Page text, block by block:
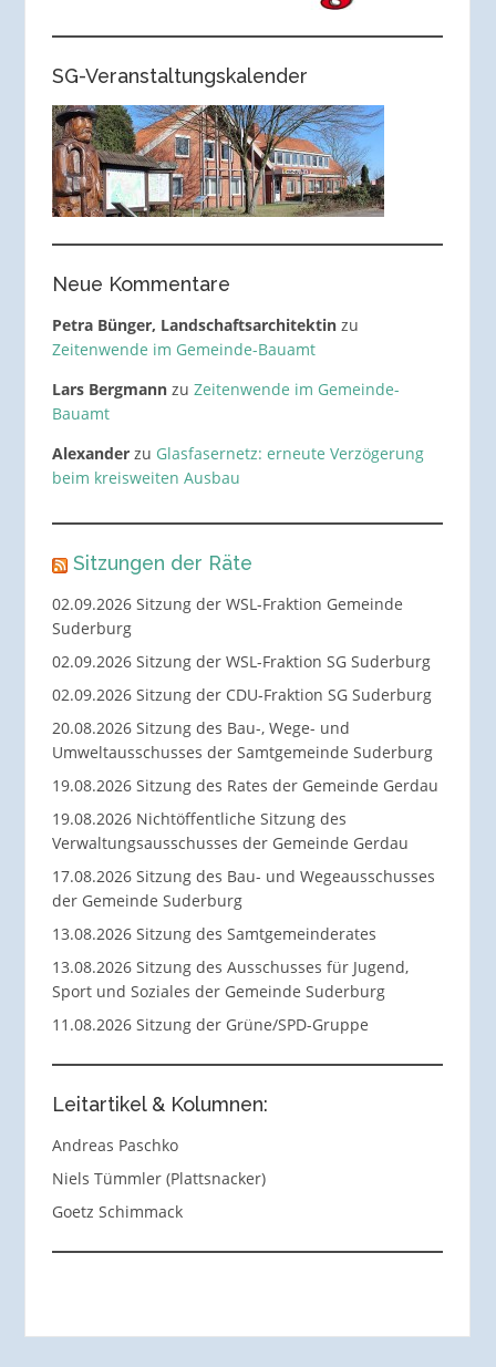
SG-Veranstaltungskalender
Neue Kommentare
Petra Bünger, Landschaftsarchitektinzu
Zeitenwende im Gemeinde-Bauamt
Lars Bergmannzu Zeitenwende im Gemeinde-
Bauamt
Alexanderzu Glasfasernetz: erneute Verzögerung
beim kreisweiten Ausbau
Sitzungen der Räte
02.09.2026 Sitzung der WSL-Fraktion Gemeinde
Suderburg
02.09.2026 Sitzung der WSL-Fraktion SG Suderburg
02.09.2026 Sitzung der CDU-Fraktion SG Suderburg
20.08.2026 Sitzung des Bau-, Wege- und
Umweltausschusses der Samtgemeinde Suderburg
19.08.2026 Sitzung des Rates der Gemeinde Gerdau
19.08.2026 Nichtöffentliche Sitzung des
Verwaltungsausschusses der Gemeinde Gerdau
17.08.2026 Sitzung des Bau- und Wegeausschusses
der Gemeinde Suderburg
13.08.2026 Sitzung des Samtgemeinderates
13.08.2026 Sitzung des Ausschusses für Jugend,
Sport und Soziales der Gemeinde Suderburg
11.08.2026 Sitzung der Grüne/SPD-Gruppe
Leitartikel & Kolumnen:
Andreas Paschko
Niels Tümmler (Plattsnacker)
Goetz Schimmack